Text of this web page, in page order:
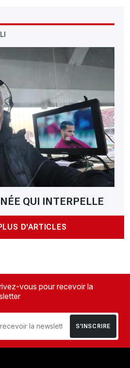
QUI INTERPELLE
D'ARTICLES
vous pour recevoir la
S’INSCRIRE